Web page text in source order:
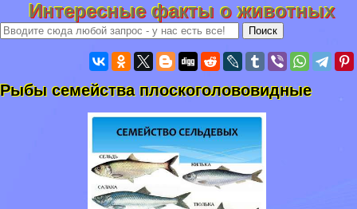
Интересные факты о животных
Рыбы семейства плоскоголововидные